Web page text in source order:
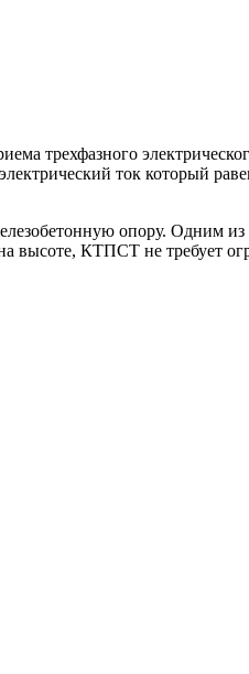
трехфазного
ток который
опору. Одним
высоте, КТПСТ не требует